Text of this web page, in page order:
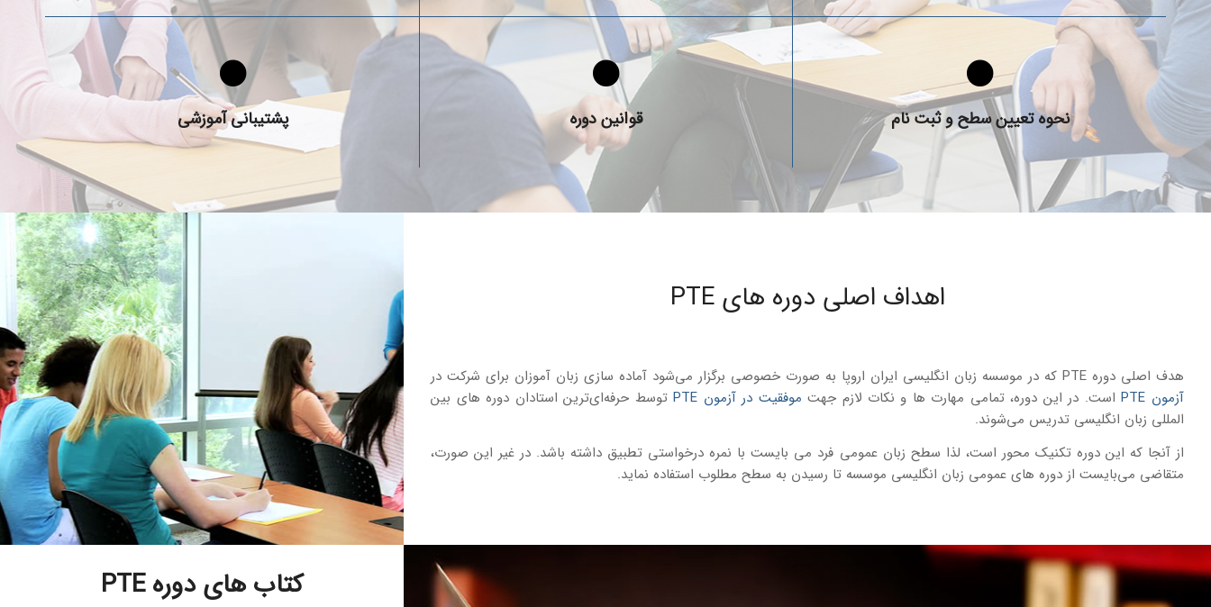
پشتیبانی آموزشی
پشتیبانی و مشاوره آموزشی چگونه انجام می‌شود؟
قوانین دوره
قوانین و شرایط شرکت در دوره‌ های PTE چه هستند؟
نحوه تعیین سطح و ثبت نام
شرایط ثبت نام در دوره های PTE چه هستند؟
اهداف اصلی دوره های PTE
هدف اصلی دوره PTE که در موسسه زبان انگلیسی ایران اروپا به صورت خصوصی برگزار می‌شود آماده سازی زبان آموزان برای شرکت در
آزمون PTE
است. در این دوره، تمامی مهارت ها و نکات لازم جهت موفقیت در آزمون PTE
توسط حرفه‌ای‌ترین استادان دوره های بین
المللی زبان انگلیسی تدریس می‌شوند.
از آنجا که این دوره تکنیک محور است، لذا سطح زبان عمومی فرد می بایست با نمره درخواستی تطبیق داشته باشد. در غیر این صورت،
متقاضی می‌بایست از دوره های عمومی زبان انگلیسی موسسه تا رسیدن به سطح مطلوب استفاده نماید.
کتاب های دوره PTE